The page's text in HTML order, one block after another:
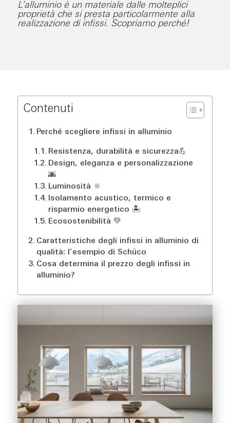
L’alluminio è un materiale dalle molteplici
proprietà che si presta particolarmente alla
realizzazione di infissi. Scopriamo perché!
Contenuti
Perché scegliere infissi in alluminio
Resistenza, durabilità e sicurezza💪​
Design, eleganza e personalizzazione ​
🌆​
Luminosità 🔆​
Isolamento acustico, termico e
risparmio energetico 🏝️​
Ecosostenibilità ​💚​
Caratteristiche degli infissi in alluminio di
qualità: l’esempio di Schüco
Cosa determina il prezzo degli infissi in
alluminio?